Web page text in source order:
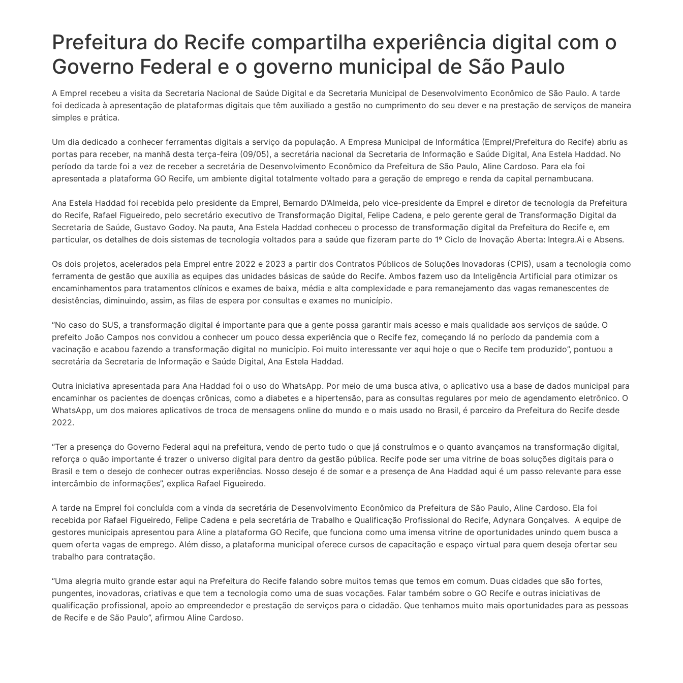
Prefeitura do Recife compartilha experiência digital com o
Governo Federal e o governo municipal de São Paulo
A Emprel recebeu a visita da Secretaria Nacional de Saúde Digital e da Secretaria Municipal de Desenvolvimento Econômico de São Paulo. A tarde
foi dedicada à apresentação de plataformas digitais que têm auxiliado a gestão no cumprimento do seu dever e na prestação de serviços de maneira
simples e prática.
Um dia dedicado a conhecer ferramentas digitais a serviço da população. A Empresa Municipal de Informática (Emprel/Prefeitura do Recife) abriu as
portas para receber, na manhã desta terça-feira (09/05), a secretária nacional da Secretaria de Informação e Saúde Digital, Ana Estela Haddad. No
período da tarde foi a vez de receber a secretária de Desenvolvimento Econômico da Prefeitura de São Paulo, Aline Cardoso. Para ela foi
apresentada a plataforma GO Recife, um ambiente digital totalmente voltado para a geração de emprego e renda da capital pernambucana.
Ana Estela Haddad foi recebida pelo presidente da Emprel, Bernardo D’Almeida, pelo vice-presidente da Emprel e diretor de tecnologia da Prefeitura
do Recife, Rafael Figueiredo, pelo secretário executivo de Transformação Digital, Felipe Cadena, e pelo gerente geral de Transformação Digital da
Secretaria de Saúde, Gustavo Godoy. Na pauta, Ana Estela Haddad conheceu o processo de transformação digital da Prefeitura do Recife e, em
particular, os detalhes de dois sistemas de tecnologia voltados para a saúde que fizeram parte do 1º Ciclo de Inovação Aberta: Integra.Ai e Absens.
Os dois projetos, acelerados pela Emprel entre 2022 e 2023 a partir dos Contratos Públicos de Soluções Inovadoras (CPIS), usam a tecnologia como
ferramenta de gestão que auxilia as equipes das unidades básicas de saúde do Recife. Ambos fazem uso da Inteligência Artificial para otimizar os
encaminhamentos para tratamentos clínicos e exames de baixa, média e alta complexidade e para remanejamento das vagas remanescentes de
desistências, diminuindo, assim, as filas de espera por consultas e exames no município.
“No caso do SUS, a transformação digital é importante para que a gente possa garantir mais acesso e mais qualidade aos serviços de saúde. O
prefeito João Campos nos convidou a conhecer um pouco dessa experiência que o Recife fez, começando lá no período da pandemia com a
vacinação e acabou fazendo a transformação digital no município. Foi muito interessante ver aqui hoje o que o Recife tem produzido”, pontuou a
secretária da Secretaria de Informação e Saúde Digital, Ana Estela Haddad.
Outra iniciativa apresentada para Ana Haddad foi o uso do WhatsApp. Por meio de uma busca ativa, o aplicativo usa a base de dados municipal para
encaminhar os pacientes de doenças crônicas, como a diabetes e a hipertensão, para as consultas regulares por meio de agendamento eletrônico. O
WhatsApp, um dos maiores aplicativos de troca de mensagens online do mundo e o mais usado no Brasil, é parceiro da Prefeitura do Recife desde
2022.
“Ter a presença do Governo Federal aqui na prefeitura, vendo de perto tudo o que já construímos e o quanto avançamos na transformação digital,
reforça o quão importante é trazer o universo digital para dentro da gestão pública. Recife pode ser uma vitrine de boas soluções digitais para o
Brasil e tem o desejo de conhecer outras experiências. Nosso desejo é de somar e a presença de Ana Haddad aqui é um passo relevante para esse
intercâmbio de informações”, explica Rafael Figueiredo.
A tarde na Emprel foi concluída com a vinda da secretária de Desenvolvimento Econômico da Prefeitura de São Paulo, Aline Cardoso. Ela foi
recebida por Rafael Figueiredo, Felipe Cadena e pela secretária de Trabalho e Qualificação Profissional do Recife, Adynara Gonçalves. A equipe de
gestores municipais apresentou para Aline a plataforma GO Recife, que funciona como uma imensa vitrine de oportunidades unindo quem busca a
quem oferta vagas de emprego. Além disso, a plataforma municipal oferece cursos de capacitação e espaço virtual para quem deseja ofertar seu
trabalho para contratação.
“Uma alegria muito grande estar aqui na Prefeitura do Recife falando sobre muitos temas que temos em comum. Duas cidades que são fortes,
pungentes, inovadoras, criativas e que tem a tecnologia como uma de suas vocações. Falar também sobre o GO Recife e outras iniciativas de
qualificação profissional, apoio ao empreendedor e prestação de serviços para o cidadão. Que tenhamos muito mais oportunidades para as pessoas
de Recife e de São Paulo”, afirmou Aline Cardoso.